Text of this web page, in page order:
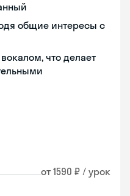
общие интересы с
что делает
от 1590 ₽ / урок